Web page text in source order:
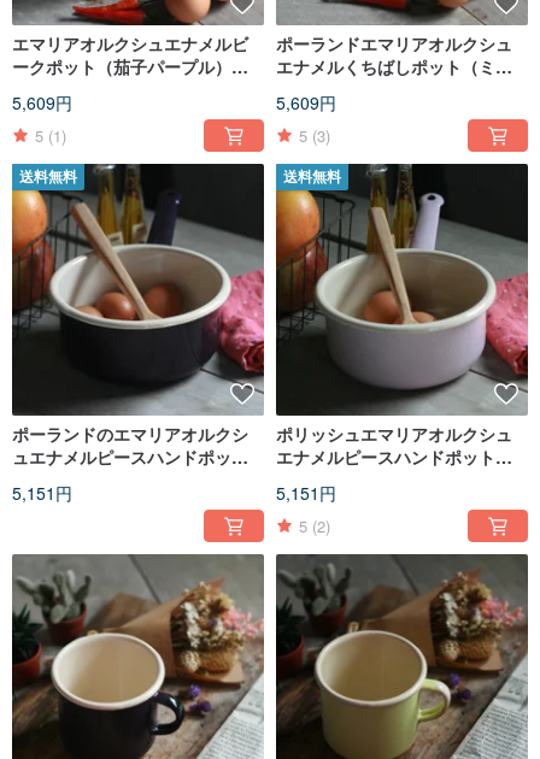
エマリアオルクシュエナメルビ
ークポット（茄子パープル）
5,609円
5 (1)
ポーランドエマリアオルクシュ
エナメルくちばしポット（ミス
5,609円
5 (3)
送料無料
ポーランドのエマリアオルクシ
ュエナメルピースハンドポット
（FDN000511）
5,151円
送料無料
ポリッシュエマリアオルクシュ
エナメルピースハンドポット
（FDN000507）
5,151円
5 (2)